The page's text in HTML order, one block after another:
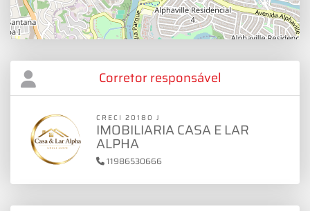
Corretor responsável
CRECI 20180 J
IMOBILIARIA CASA E LAR
ALPHA
11986530666